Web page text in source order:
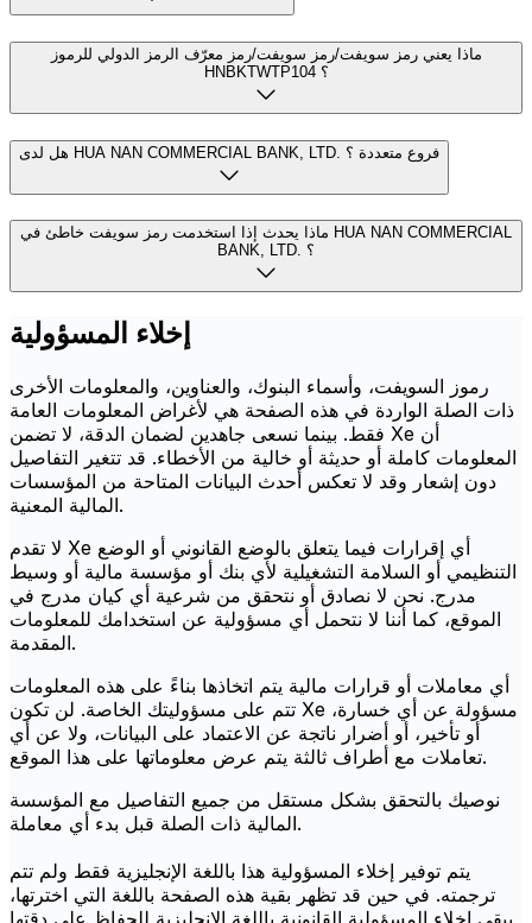
ماذا يعني رمز سويفت/رمز سويفت/رمز معرّف الرمز الدولي للرموز
HNBKTWTP104 ؟
هل لدى HUA NAN COMMERCIAL BANK, LTD. فروع متعددة ؟
ماذا يحدث إذا استخدمت رمز سويفت خاطئ في HUA NAN COMMERCIAL
BANK, LTD. ؟
إخلاء المسؤولية
رموز السويفت، وأسماء البنوك، والعناوين، والمعلومات الأخرى
ذات الصلة الواردة في هذه الصفحة هي لأغراض المعلومات العامة
فقط. بينما نسعى جاهدين لضمان الدقة، لا تضمن Xe أن
المعلومات كاملة أو حديثة أو خالية من الأخطاء. قد تتغير التفاصيل
دون إشعار وقد لا تعكس أحدث البيانات المتاحة من المؤسسات
المالية المعنية.
لا تقدم Xe أي إقرارات فيما يتعلق بالوضع القانوني أو الوضع
التنظيمي أو السلامة التشغيلية لأي بنك أو مؤسسة مالية أو وسيط
مدرج. نحن لا نصادق أو نتحقق من شرعية أي كيان مدرج في
الموقع، كما أننا لا نتحمل أي مسؤولية عن استخدامك للمعلومات
المقدمة.
أي معاملات أو قرارات مالية يتم اتخاذها بناءً على هذه المعلومات
تتم على مسؤوليتك الخاصة. لن تكون Xe مسؤولة عن أي خسارة،
أو تأخير، أو أضرار ناتجة عن الاعتماد على البيانات، ولا عن أي
تعاملات مع أطراف ثالثة يتم عرض معلوماتها على هذا الموقع.
نوصيك بالتحقق بشكل مستقل من جميع التفاصيل مع المؤسسة
المالية ذات الصلة قبل بدء أي معاملة.
يتم توفير إخلاء المسؤولية هذا باللغة الإنجليزية فقط ولم تتم
ترجمته. في حين قد تظهر بقية هذه الصفحة باللغة التي اخترتها،